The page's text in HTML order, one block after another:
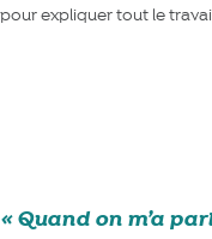
pour expliquer tout le
Quand on m’a